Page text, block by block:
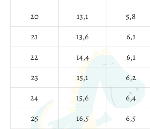
20
13,1
5,8
21
13,6
6,1
22
14,4
6,1
23
15,1
6,2
24
15,6
6,4
25
16,5
6,5